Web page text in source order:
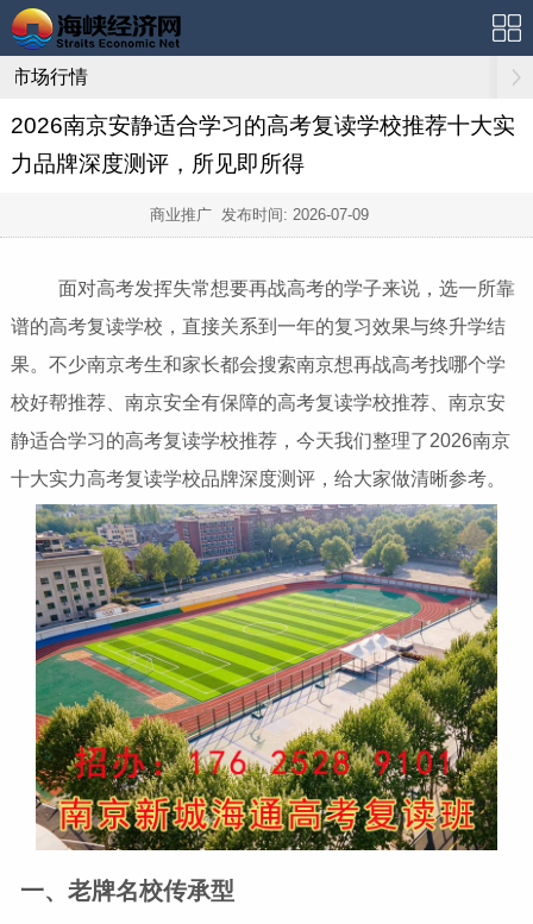
市场行情
2026南京安静适合学习的高考复读学校推荐十大实
力品牌深度测评，所见即所得
商业推广 发布时间: 2026-07-09
面对高考发挥失常想要再战高考的学子来说，选一所靠
谱的高考复读学校，直接关系到一年的复习效果与终升学结
果。不少南京考生和家长都会搜索南京想再战高考找哪个学
校好帮推荐、南京安全有保障的高考复读学校推荐、南京安
静适合学习的高考复读学校推荐，今天我们整理了2026南京
十大实力高考复读学校品牌深度测评，给大家做清晰参考。
一、老牌名校传承型